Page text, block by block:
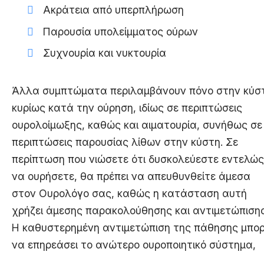
Ακράτεια από υπερπλήρωση
Παρουσία υπολείμματος ούρων
Συχνουρία και νυκτουρία
Άλλα συμπτώματα περιλαμβάνουν πόνο στην
κυρίως κατά την ούρηση, ιδίως σε περιπτώσεις
ουρολοίμωξης, καθώς και αιματουρία, συνήθως σε
περιπτώσεις παρουσίας λίθων στην κύστη. Σε
περίπτωση που νιώσετε ότι δυσκολεύεστε εντελώς
να ουρήσετε, θα πρέπει να απευθυνθείτε άμεσα
στον Ουρολόγο σας, καθώς η κατάσταση αυτή
χρήζει άμεσης παρακολούθησης και
Η καθυστερημένη αντιμετώπιση της πάθησης
να επηρεάσει το ανώτερο ουροποιητικό σύστημα,